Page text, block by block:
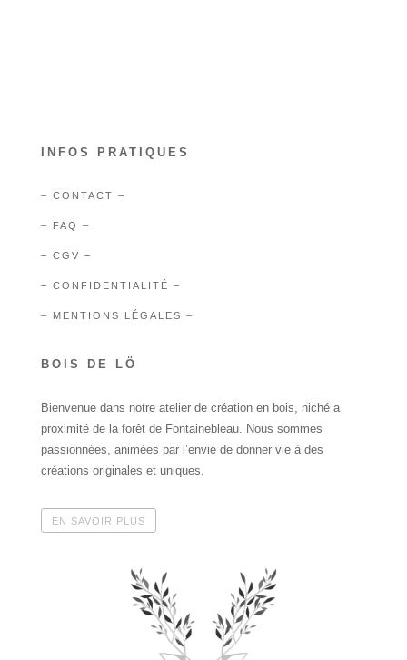
INFOS PRATIQUES
– CONTACT –
– FAQ –
– CGV –
– CONFIDENTIALITÉ –
– MENTIONS LÉGALES –
BOIS DE LÖ
Bienvenue dans notre atelier de création en bois, niché a
proximité de la forêt de Fontainebleau. Nous sommes
passionnées, animées par l’envie de donner vie à des
créations originales et uniques.
EN SAVOIR PLUS